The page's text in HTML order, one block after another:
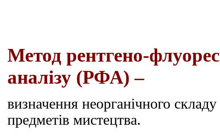
Метод рентгено-
аналізу (РФА) –
визначення неорганічного
предметів мистецтва.